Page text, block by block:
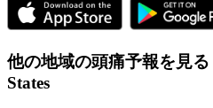
他の地域の頭痛予報を見る
States